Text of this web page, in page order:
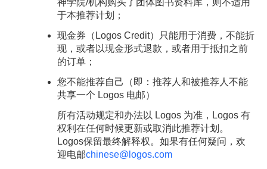
神学院/机构购买了团体图书资料库，则不适用
于本推荐计划；
现金券（Logos Credit）只能用于消费，不能折
现，或者以现金形式退款，或者用于抵扣之前
的订单；
您不能推荐自己（即：推荐人和被推荐人不能
共享一个 Logos 电邮）
所有活动规定和办法以 Logos 为准，Logos 有
权利在任何时候更新或取消此推荐计划。
Logos保留最终解释权。如果有任何疑问，欢
迎电邮chinese@logos.com